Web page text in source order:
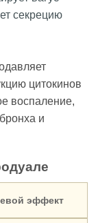
секрецию
цитокинов
воспаление,
и
эффект